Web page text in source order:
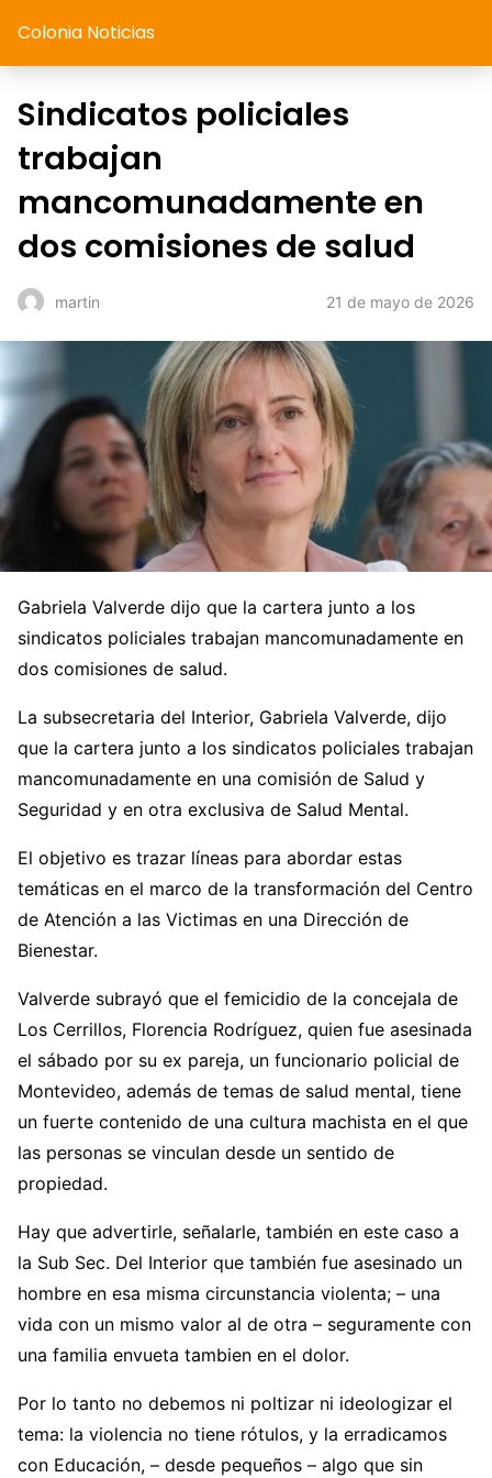
Colonia Noticias
Sindicatos policiales
trabajan
mancomunadamente en
dos comisiones de salud
martin 21 de mayo de 2026
Gabriela Valverde dijo que la cartera junto a los
sindicatos policiales trabajan mancomunadamente en
dos comisiones de salud.
La subsecretaria del Interior, Gabriela Valverde, dijo
que la cartera junto a los sindicatos policiales trabajan
mancomunadamente en una comisión de Salud y
Seguridad y en otra exclusiva de Salud Mental.
El objetivo es trazar líneas para abordar estas
temáticas en el marco de la transformación del Centro
de Atención a las Victimas en una Dirección de
Bienestar.
Valverde subrayó que el femicidio de la concejala de
Los Cerrillos, Florencia Rodríguez, quien fue asesinada
el sábado por su ex pareja, un funcionario policial de
Montevideo, además de temas de salud mental, tiene
un fuerte contenido de una cultura machista en el que
las personas se vinculan desde un sentido de
propiedad.
Hay que advertirle, señalarle, también en este caso a
la Sub Sec. Del Interior que también fue asesinado un
hombre en esa misma circunstancia violenta; – una
vida con un mismo valor al de otra – seguramente con
una familia envueta tambien en el dolor.
Por lo tanto no debemos ni poltizar ni ideologizar el
tema: la violencia no tiene rótulos, y la erradicamos
con Educación, – desde pequeños – algo que sin